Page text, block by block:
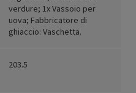
verdure; 1x Vassoio per
uova; Fabbricatore di
ghiaccio: Vaschetta.
203.5